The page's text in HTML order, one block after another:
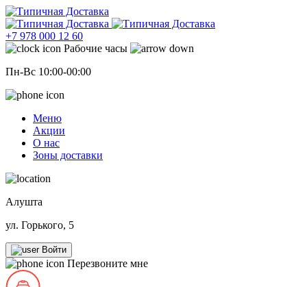
+7 978 000 12 60
Рабочие часы
Пн-Вс 10:00-00:00
Меню
Акции
О нас
Зоны доставки
Алушта
ул. Горького, 5
Войти
Перезвоните мне